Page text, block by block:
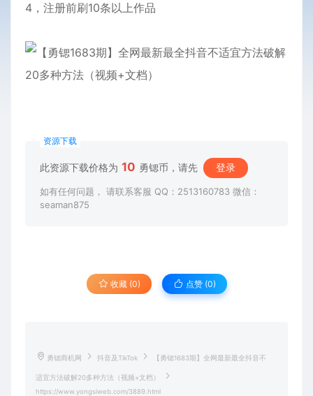
4，注册前刷10条以上作品
资源下载
此资源下载价格为 10 勇锶币，请先 登录
如有任何问题， 请联系客服 QQ：2513160783 微信：
seaman875
收藏 (0) 点赞 (0)
勇锶商机网 抖音及TikTok 【勇锶1683期】全网最新最全抖音不
适宜方法破解20多种方法（视频+文档）
https://www.yongsiweb.com/3889.html